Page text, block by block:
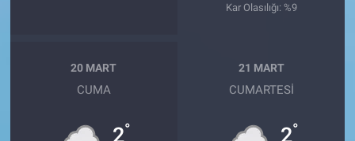
Kar Olasılığı: %9
20 MART
CUMA
2°
21 MART
CUMARTESI
2°